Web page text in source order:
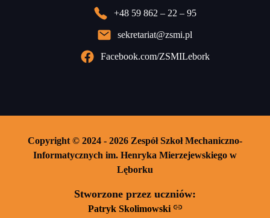
+48 59 862 – 22 – 95
sekretariat@zsmi.pl
Facebook.com/ZSMILebork
Copyright © 2024 - 2026 Zespół Szkoł Mechaniczno-
Informatycznych im. Henryka Mierzejewskiego w
Lęborku
Stworzone przez uczniów:
Patryk Skolimowski